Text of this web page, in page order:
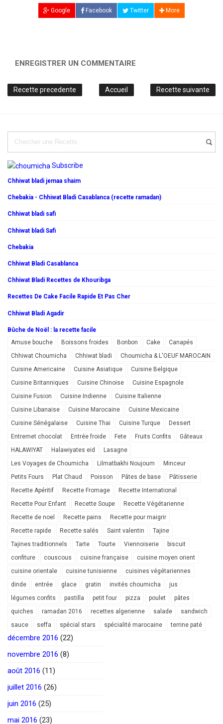
Google Facebook Twitter More
ENREGISTRER UN COMMENTAIRE
Recette precedente Recette suivante
Accueil
Subscribe
Chhiwat bladi jemaa shaim
Chebakia - Chhiwat Bladi Casablanca (recette ramadan)
Chhiwat bladi safi
Chhiwat bladi Safi
Chebakia
Chhiwat Bladi Casablanca
Chhiwat Bladi Recettes de Khouribga
Recettes De Cake Facile Rapide Et Pas Cher
Chhiwat Bladi Agadir
Bûche de Noël : la recette facile
Amuse bouche
Boissons froides Bonbon Cake
Canapés
Chhiwat Choumicha
Chhiwat bladi
Choumicha & L'OEUF MAROCAIN
Cuisine Americaine
Cuisine Asiatique
Cuisine Belgique
Cuisine Britanniques
Cuisine Chinoise
Cuisine Espagnole
Cuisine Fusion
Cuisine Indienne
Cuisine Italienne
Cuisine Libanaise
Cuisine Marocaine
Cuisine Mexicaine
Cuisine Sénégalaise
Cuisine Thai Cuisine Turque
Dessert
Entremet chocolat
Entrée froide Fete Fruits Confits
Gâteaux
HALAWIYAT
Halawiyates eid
Lasagne
Les Voyages de Choumicha
Lilmatbakhi Noujoum
Minceur
Petits Fours
Plat Chaud Poisson Pâtes de base
Pâtisserie
Recette Apéritif
Recette Fromage
Recette International
Recette Pour Enfant
Recette Soupe
Recette Végétarienne
Recette de noel
Recette pains
Recette pour maigrir
Recette rapide
Recette salés Saint valentin
Tajine
Tajines traditionnels
Tarte Tourte Viennoiserie
biscuit
confiture
couscous cuisine française
cuisine moyen orient
cuisine orientale
cuisine tunisienne
cuisines végétariennes
dinde
entrée glace gratin invités choumicha
jus
légumes confits
pastilla petit four pizza poulet
pâtes
quiches
ramadan 2016 recettes algerienne salade
sandwich
sauce
seffa spécial stars spécialité marocaine terrine paté
décembre 2016 (22)
novembre 2016 (8)
août 2016 (11)
juillet 2016 (26)
juin 2016 (25)
mai 2016 (23)